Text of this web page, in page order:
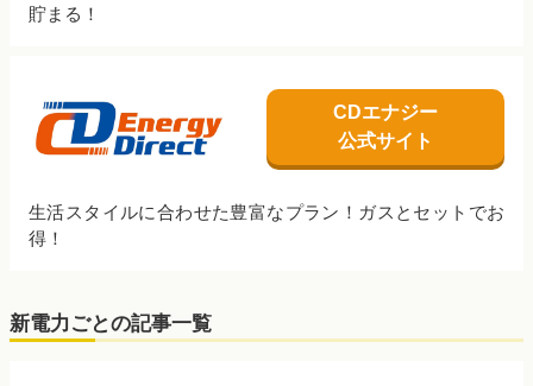
貯まる！
生活スタイルに合わせた豊富なプラン！ガスとセットでお
得！
CDエナジー
公式サイト
新電力ごとの記事一覧